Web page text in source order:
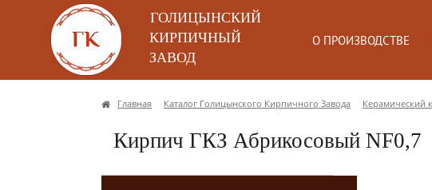
ГОЛИЦЫНСКИЙ
КИРПИЧНЫЙ
ЗАВОД
О ПРОИЗВОДСТВЕ
Главная Каталог Голицынского Кирпичного Завода Керамический
Кирпич ГКЗ Абрикосовый NF0,7